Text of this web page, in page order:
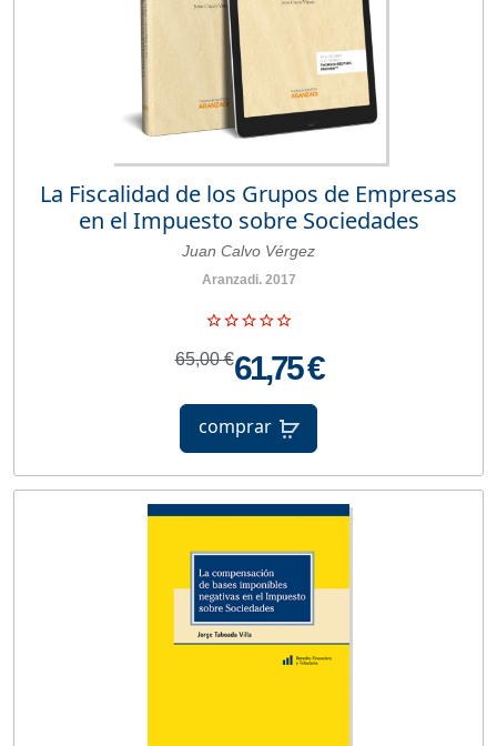
La Fiscalidad de los Grupos de Empresas
en el Impuesto sobre Sociedades
Juan Calvo Vérgez
Aranzadi. 2017
65,00 €61,75 €
comprar